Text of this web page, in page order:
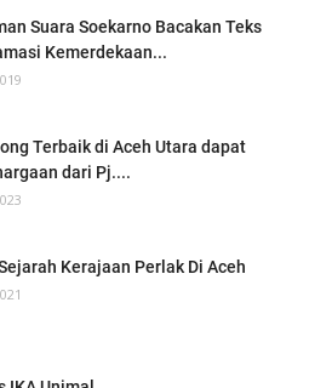
Suara Soekarno Bacakan Teks
Kemerdekaan...
Terbaik di Aceh Utara dapat
dari Pj....
Kerajaan Perlak Di Aceh